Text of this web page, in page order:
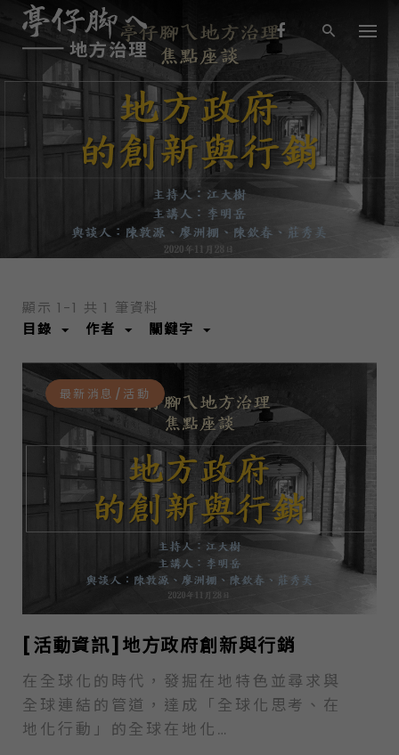
p
n
最新消息/活動
顯示 1-1 共 1 筆資料
目錄
作者 關鍵字
最新消息/活動
[活動資訊]地方政府創新與行銷
在全球化的時代，發掘在地特色並尋求與
全球連結的管道，達成「全球化思考、在
地化行動」的全球在地化